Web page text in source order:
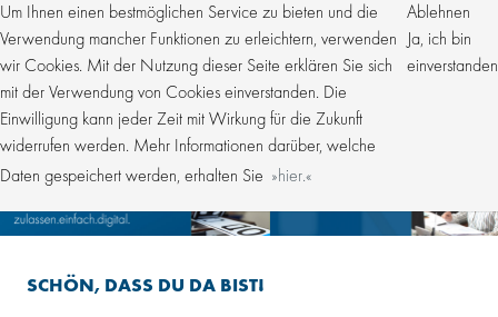
Um Ihnen einen bestmöglichen Service zu bieten und die
Verwendung mancher Funktionen zu erleichtern, verwenden
wir Cookies. Mit der Nutzung dieser Seite erklären Sie sich
mit der Verwendung von Cookies einverstanden. Die
Einwilligung kann jeder Zeit mit Wirkung für die Zukunft
widerrufen werden. Mehr Informationen darüber, welche
Daten gespeichert werden, erhalten Sie
hier.
Ablehnen
Ja, ich bin
einverstanden
SCHÖN, DASS DU DA BIST!